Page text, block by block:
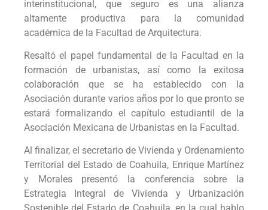
interinstitucional, que seguro es una alianza
altamente productiva para la comunidad
académica de la Facultad de Arquitectura.
Resaltó el papel fundamental de la Facultad en la
formación de urbanistas, así como la exitosa
colaboración que se ha establecido con la
Asociación durante varios años por lo que pronto se
estará formalizando el capítulo estudiantil de la
Asociación Mexicana de Urbanistas en la Facultad.
Al finalizar, el secretario de Vivienda y Ordenamiento
Territorial del Estado de Coahuila, Enrique Martínez
y Morales presentó la conferencia sobre la
Estrategia Integral de Vivienda y Urbanización